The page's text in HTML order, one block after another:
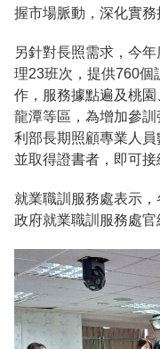
握市場脈動，深化實務
另針對長照需求，今
理23班次，提供760個
作，服務據點遍及桃
龍潭等區，為增加參
利部長期照顧專業人
並取得證書者，即可接
就業職訓服務處表示
政府就業職訓服務處官